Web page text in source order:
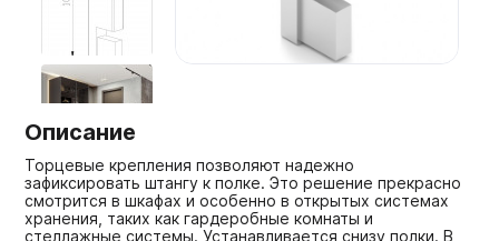
Описание
Торцевые крепления позволяют надежно
зафиксировать штангу к полке. Это решение прекрасно
смотрится в шкафах и особенно в открытых системах
хранения, таких как гардеробные комнаты и
стеллажные системы. Устанавливается снизу полки. В